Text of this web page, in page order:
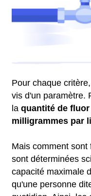
Pour chaque
vis d'un paramètre.
la quantité de fluor
milligrammes par
Mais comment
sont déterminées
capacité maximale
qu'une personne